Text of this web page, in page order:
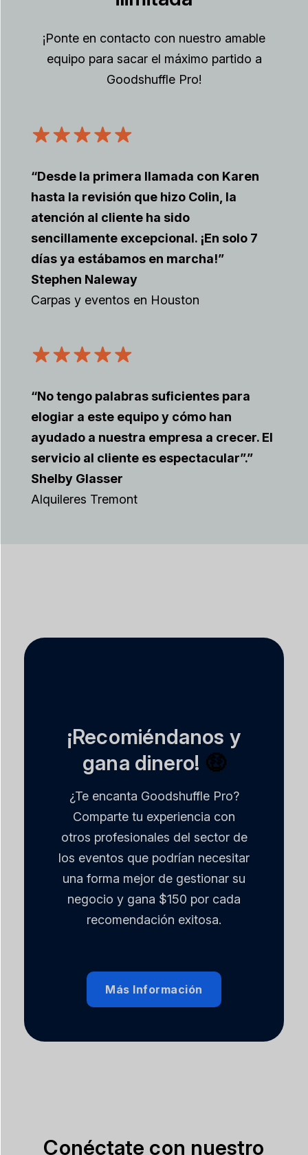
¡Ponte en contacto con nuestro amable
equipo para sacar el máximo partido a
Goodshuffle Pro!
“Desde la primera llamada con Karen
hasta la revisión que hizo Colin, la
atención al cliente ha sido
sencillamente excepcional. ¡En solo 7
días ya estábamos en marcha!”
Stephen Naleway
Carpas y eventos en Houston
“No tengo palabras suficientes para
elogiar a este equipo y cómo han
ayudado a nuestra empresa a crecer. El
servicio al cliente es espectacular”.”
Shelby Glasser
Alquileres Tremont
¡Recomiéndanos y
gana dinero! 🤑
¿Te encanta Goodshuffle Pro?
Comparte tu experiencia con
otros profesionales del sector de
los eventos que podrían necesitar
una forma mejor de gestionar su
negocio y gana $150 por cada
recomendación exitosa.
Más Información
Conéctate con nuestro